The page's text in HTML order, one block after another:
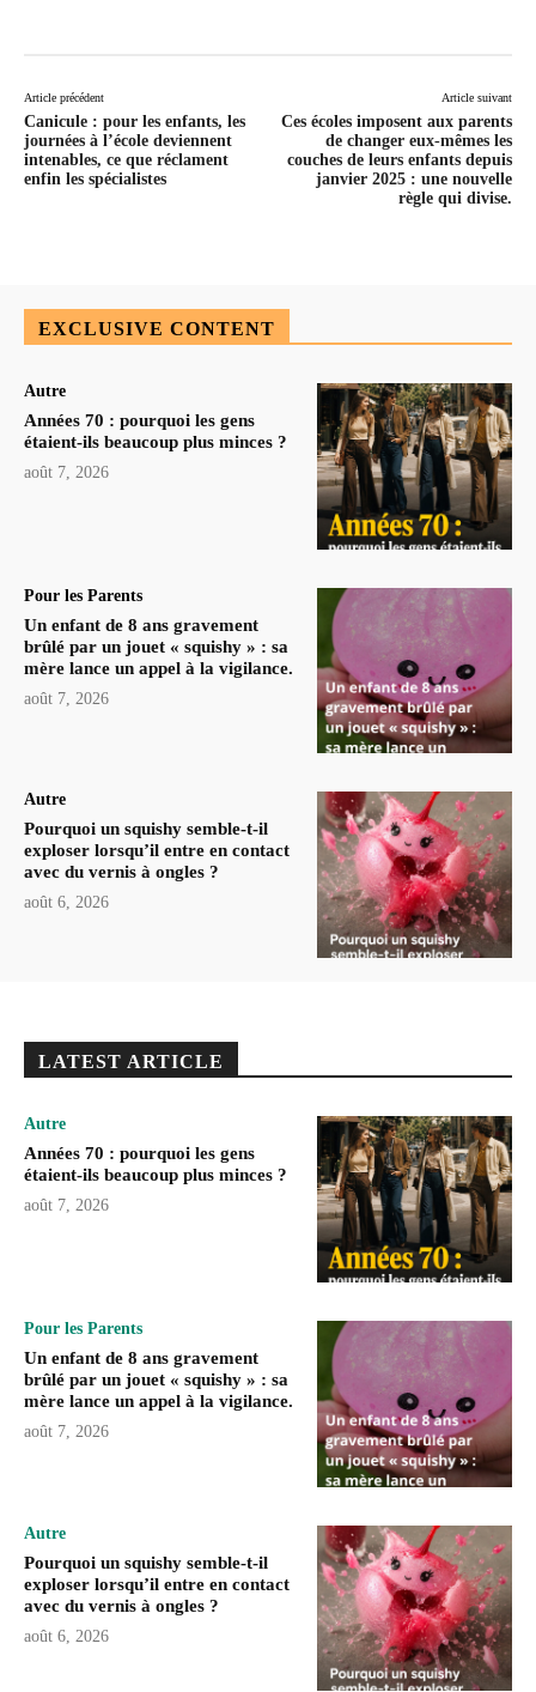
Article précédent
Canicule : pour les enfants, les
journées à l’école deviennent
intenables, ce que réclament
enfin les spécialistes
Article suivant
Ces écoles imposent aux parents
de changer eux-mêmes les
couches de leurs enfants depuis
janvier 2025 : une nouvelle
règle qui divise.
EXCLUSIVE CONTENT
Autre
Années 70 : pourquoi les gens
étaient-ils beaucoup plus minces ?
août 7, 2026
Pour les Parents
Un enfant de 8 ans gravement
brûlé par un jouet « squishy » : sa
mère lance un appel à la vigilance.
août 7, 2026
Autre
Pourquoi un squishy semble-t-il
exploser lorsqu’il entre en contact
avec du vernis à ongles ?
août 6, 2026
LATEST ARTICLE
Autre
Années 70 : pourquoi les gens
étaient-ils beaucoup plus minces ?
août 7, 2026
Pour les Parents
Un enfant de 8 ans gravement
brûlé par un jouet « squishy » : sa
mère lance un appel à la vigilance.
août 7, 2026
Autre
Pourquoi un squishy semble-t-il
exploser lorsqu’il entre en contact
avec du vernis à ongles ?
août 6, 2026